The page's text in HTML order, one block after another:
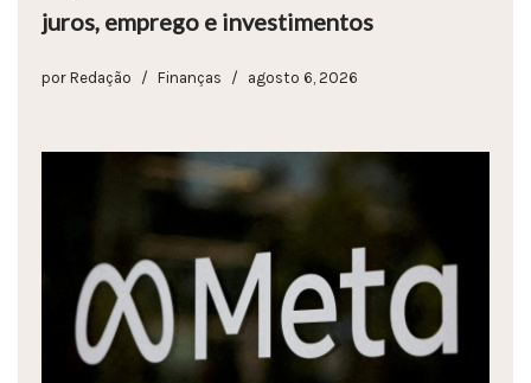
juros, emprego e investimentos
por Redação Finanças agosto 6, 2026